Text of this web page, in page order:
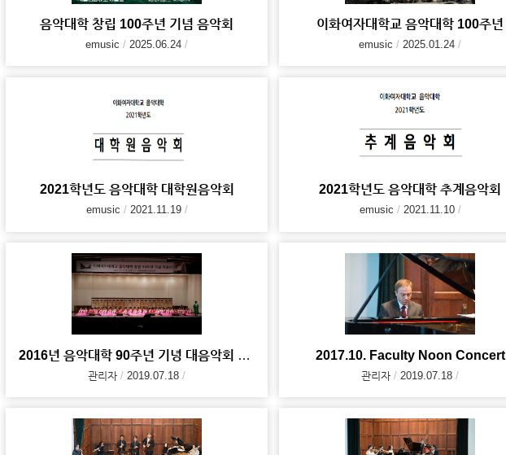
음악대학 창립 100주년 기념 음악회
emusic 2025.06.24
이화여자대학교 음악대학 100주년
emusic 2025.01.24
2021학년도 음악대학 대학원음악회
emusic 2021.11.19
2021학년도 음악대학 추계음악회
emusic 2021.11.10
2016년 음악대학 90주년 기녕 대음악회 사진 자료
관리자 2019.07.18
2017.10. Faculty Noon Concert
관리자 2019.07.18